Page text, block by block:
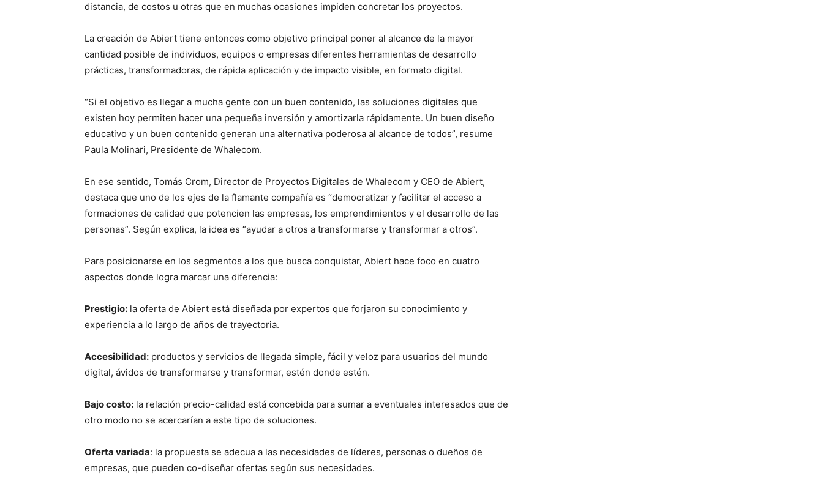
distancia, de costos u otras que en muchas ocasiones impiden concretar los proyectos.
La creación de Abiert tiene entonces como objetivo principal poner al alcance de la mayor
cantidad posible de individuos, equipos o empresas diferentes herramientas de desarrollo
prácticas, transformadoras, de rápida aplicación y de impacto visible, en formato digital.
“Si el objetivo es llegar a mucha gente con un buen contenido, las soluciones digitales que
existen hoy permiten hacer una pequeña inversión y amortizarla rápidamente. Un buen diseño
educativo y un buen contenido generan una alternativa poderosa al alcance de todos”, resume
Paula Molinari, Presidente de Whalecom.
En ese sentido, Tomás Crom, Director de Proyectos Digitales de Whalecom y CEO de Abiert,
destaca que uno de los ejes de la flamante compañía es “democratizar y facilitar el acceso a
formaciones de calidad que potencien las empresas, los emprendimientos y el desarrollo de las
personas”. Según explica, la idea es “ayudar a otros a transformarse y transformar a otros”.
Para posicionarse en los segmentos a los que busca conquistar, Abiert hace foco en cuatro
aspectos donde logra marcar una diferencia:
Prestigio: la oferta de Abiert está diseñada por expertos que forjaron su conocimiento y
experiencia a lo largo de años de trayectoria.
Accesibilidad: productos y servicios de llegada simple, fácil y veloz para usuarios del mundo
digital, ávidos de transformarse y transformar, estén donde estén.
Bajo costo: la relación precio-calidad está concebida para sumar a eventuales interesados que de
otro modo no se acercarían a este tipo de soluciones.
Oferta variada: la propuesta se adecua a las necesidades de líderes, personas o dueños de
empresas, que pueden co-diseñar ofertas según sus necesidades.